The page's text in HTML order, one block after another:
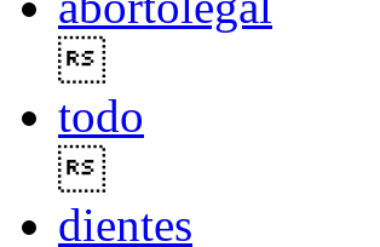
todo
dientes